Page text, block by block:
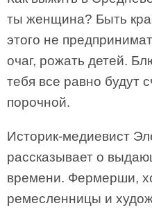
ты женщина? Быть
этого не
очаг, рожать детей.
тебя все равно будут
порочной.
Историк-медиевист
рассказывает о
времени. Фермерши,
ремесленницы и